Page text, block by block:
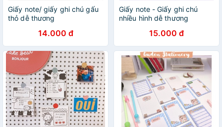
Giấy note/ giấy ghi chú gấu
thỏ dễ thương
14.000 đ
Giấy note - Giấy ghi chú
nhiều hình dễ thương
15.000 đ